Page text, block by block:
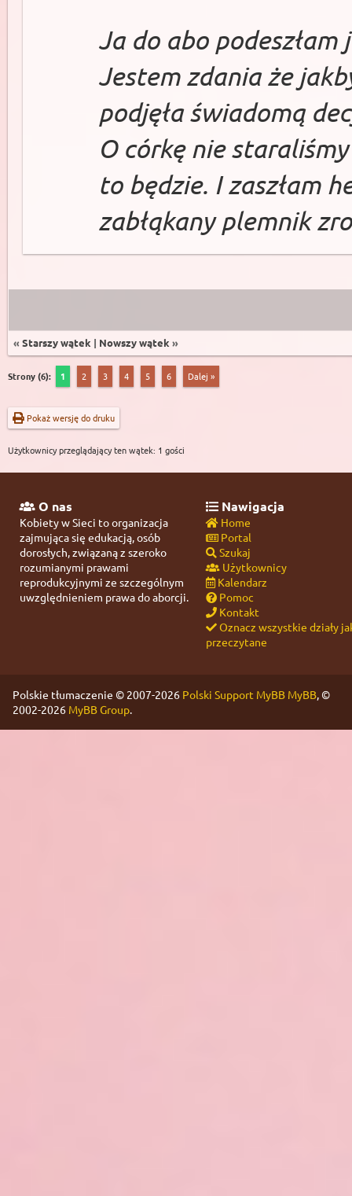
Ja do abo
Jestem zdania że
podjęła świadomą
O córkę nie
to będzie. I zaszłam
zabłąkany plemnik
« Starszy wątek | Nowszy wątek »
Strony (6): 1 2 3 4 5 6 Dalej »
Pokaż wersję do druku
Użytkownicy przeglądający ten wątek: 1 gości
O nas
Kobiety w Sieci to organizacja
zajmująca się edukacją, osób
dorosłych, związaną z szeroko
rozumianymi prawami
reprodukcyjnymi ze szczególnym
uwzględnieniem prawa do aborcji.
Nawigacja
Home
Portal
Szukaj
Użytkownicy
Kalendarz
Pomoc
Kontakt
Oznacz wszystkie działy
przeczytane
Polskie tłumaczenie © 2007-2026 Polski Support MyBB MyBB, ©
2002-2026 MyBB Group.